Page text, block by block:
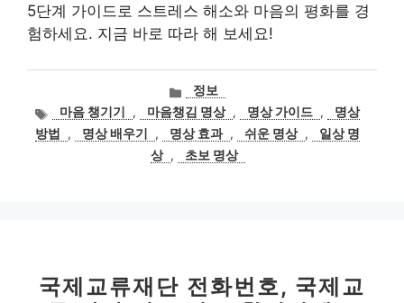
5단계 가이드로 스트레스 해소와 마음의 평화를 경
험하세요. 지금 바로 따라 해 보세요!
카
테
고
리
정보
태
그
마음 챙기기 , 마음챙김 명상 , 명상 가이드 ,
명상
방법
, 명상 배우기 , 명상 효과 , 쉬운 명상 ,
일상 명
상 , 초보 명상
국제교류재단 전화번호, 국제교